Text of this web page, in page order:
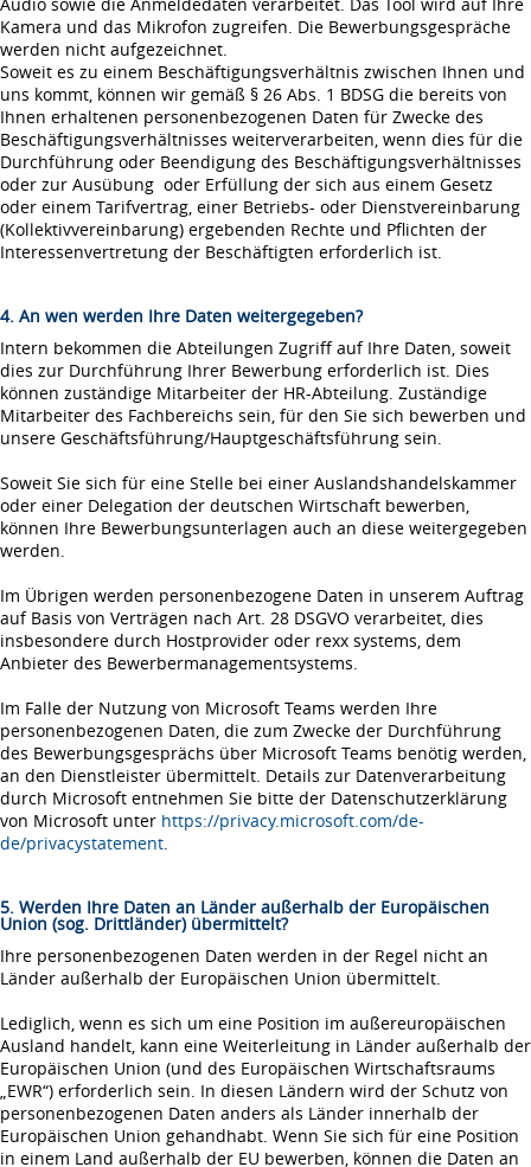
Kamera und das Mikrofon zugreifen. Die Bewerbungsgespräche
werden nicht aufgezeichnet.
Soweit es zu einem Beschäftigungsverhältnis zwischen Ihnen und
uns kommt, können wir gemäß § 26 Abs. 1 BDSG die bereits von
Ihnen erhaltenen personenbezogenen Daten für Zwecke des
Beschäftigungsverhältnisses weiterverarbeiten, wenn dies für die
Durchführung oder Beendigung des Beschäftigungsverhältnisses
oder zur Ausübung oder Erfüllung der sich aus einem Gesetz
oder einem Tarifvertrag, einer Betriebs- oder Dienstvereinbarung
(Kollektivvereinbarung) ergebenden Rechte und Pflichten der
Interessenvertretung der Beschäftigten erforderlich ist.
4. An wen werden Ihre Daten weitergegeben?
Intern bekommen die Abteilungen Zugriff auf Ihre Daten, soweit
dies zur Durchführung Ihrer Bewerbung erforderlich ist. Dies
können zuständige Mitarbeiter der HR-Abteilung. Zuständige
Mitarbeiter des Fachbereichs sein, für den Sie sich bewerben und
unsere Geschäftsführung/Hauptgeschäftsführung sein.
Soweit Sie sich für eine Stelle bei einer Auslandshandelskammer
oder einer Delegation der deutschen Wirtschaft bewerben,
können Ihre Bewerbungsunterlagen auch an diese weitergegeben
werden.
Im Übrigen werden personenbezogene Daten in unserem Auftrag
auf Basis von Verträgen nach Art. 28 DSGVO verarbeitet, dies
insbesondere durch Hostprovider oder rexx systems, dem
Anbieter des Bewerbermanagementsystems.
Im Falle der Nutzung von Microsoft Teams werden Ihre
personenbezogenen Daten, die zum Zwecke der Durchführung
des Bewerbungsgesprächs über Microsoft Teams benötig werden,
an den Dienstleister übermittelt. Details zur Datenverarbeitung
durch Microsoft entnehmen Sie bitte der Datenschutzerklärung
von Microsoft unter https://privacy.microsoft.com/de-
de/privacystatement.
5. Werden Ihre Daten an Länder außerhalb der Europäischen
Union (sog. Drittländer) übermittelt?
Ihre personenbezogenen Daten werden in der Regel nicht an
Länder außerhalb der Europäischen Union übermittelt.
Lediglich, wenn es sich um eine Position im außereuropäischen
Ausland handelt, kann eine Weiterleitung in Länder außerhalb der
Europäischen Union (und des Europäischen Wirtschaftsraums
„EWR“) erforderlich sein. In diesen Ländern wird der Schutz von
personenbezogenen Daten anders als Länder innerhalb der
Europäischen Union gehandhabt. Wenn Sie sich für eine Position
in einem Land außerhalb der EU bewerben, können die Daten an